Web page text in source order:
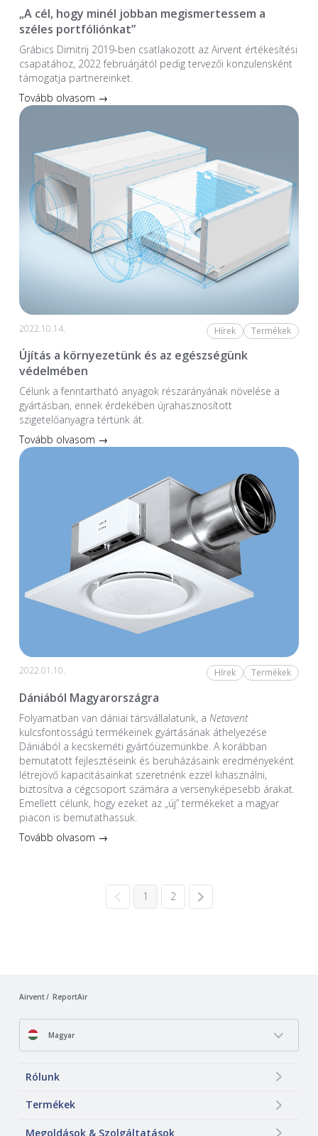
„A cél, hogy minél jobban megismertessem a
széles portfóliónkat”
Grábics Dimitrij 2019-ben csatlakozott az Airvent értékesítési
csapatához, 2022 februárjától pedig tervezői konzulensként
támogatja partnereinket.
Tovább olvasom →
2022.10.14. Hírek Termékek
Újítás a környezetünk és az egészségünk
védelmében
Célunk a fenntartható anyagok részarányának növelése a
gyártásban, ennek érdekében újrahasznosított
szigetelőanyagra tértünk át.
Tovább olvasom →
2022.01.10. Hírek Termékek
Dániából Magyarországra
Folyamatban van dániai társvállalatunk, a Netavent
kulcsfontosságú termékeinek gyártásának áthelyezése
Dániából a kecskeméti gyártóüzemünkbe. A korábban
bemutatott fejlesztéseink és beruházásaink eredményeként
létrejövő kapacitásainkat szeretnénk ezzel kihasználni,
biztosítva a cégcsoport számára a versenyképesebb árakat.
Emellett célunk, hogy ezeket az „új” termékeket a magyar
piacon is bemutathassuk.
Tovább olvasom →
1 2
Airvent ReportAir
Magyar
Rólunk
Termékek
Megoldások & Szolgáltatások